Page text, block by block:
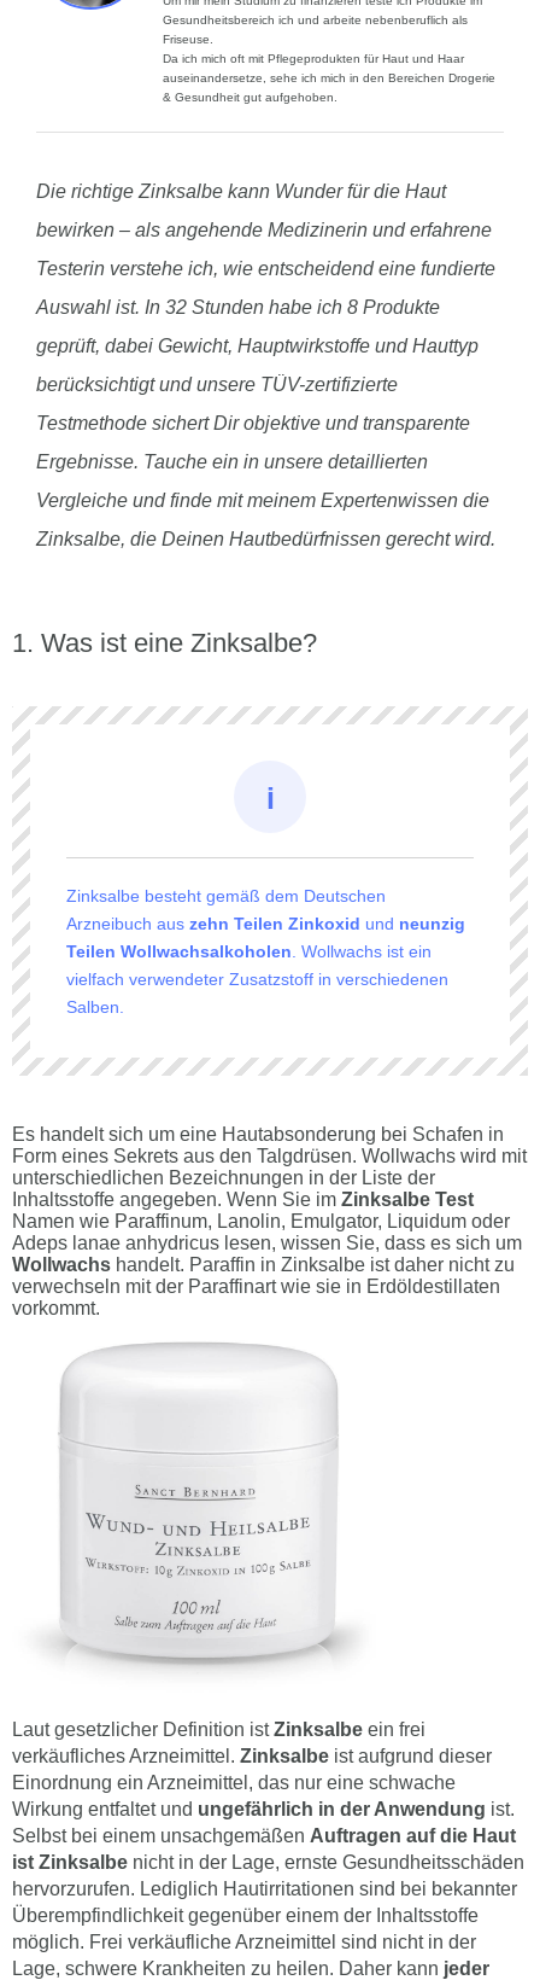
Gesundheitsbereich ich und arbeite nebenberuflich als
Friseuse.
Da ich mich oft mit Pflegeprodukten für Haut und Haar
auseinandersetze, sehe ich mich in den Bereichen Drogerie
& Gesundheit gut aufgehoben.
Die richtige Zinksalbe kann Wunder für die Haut
bewirken – als angehende Medizinerin und erfahrene
Testerin verstehe ich, wie entscheidend eine fundierte
Auswahl ist. In 32 Stunden habe ich 8 Produkte
geprüft, dabei Gewicht, Hauptwirkstoffe und Hauttyp
berücksichtigt und unsere TÜV-zertifizierte
Testmethode sichert Dir objektive und transparente
Ergebnisse. Tauche ein in unsere detaillierten
Vergleiche und finde mit meinem Expertenwissen die
Zinksalbe, die Deinen Hautbedürfnissen gerecht wird.
Was ist eine Zinksalbe?
Zinksalbe besteht gemäß dem Deutschen
Arzneibuch aus zehn Teilen Zinkoxid und neunzig
Teilen Wollwachsalkoholen . Wollwachs ist ein
vielfach verwendeter Zusatzstoff in verschiedenen
Salben.
Es handelt sich um eine Hautabsonderung bei Schafen in
Form eines Sekrets aus den Talgdrüsen. Wollwachs wird mit
unterschiedlichen Bezeichnungen in der Liste der
Inhaltsstoffe angegeben. Wenn Sie im Zinksalbe Test
Namen wie Paraffinum, Lanolin, Emulgator, Liquidum oder
Adeps lanae anhydricus lesen, wissen Sie, dass es sich um
Wollwachs handelt. Paraffin in Zinksalbe ist daher nicht zu
verwechseln mit der Paraffinart wie sie in Erdöldestillaten
vorkommt.
Laut gesetzlicher Definition istZinksalbe ein frei
verkäufliches Arzneimittel. Zinksalbe ist aufgrund dieser
Einordnung ein Arzneimittel, das nur eine schwache
Wirkung entfaltet und ungefährlich in der Anwendung ist.
Selbst bei einem unsachgemäßen Auftragen auf die Haut
ist Zinksalbe nicht in der Lage, ernste Gesundheitsschäden
hervorzurufen. Lediglich Hautirritationen sind bei bekannter
Überempfindlichkeit gegenüber einem der Inhaltsstoffe
möglich. Frei verkäufliche Arzneimittel sind nicht in der
Lage, schwere Krankheiten zu heilen. Daher kann jeder